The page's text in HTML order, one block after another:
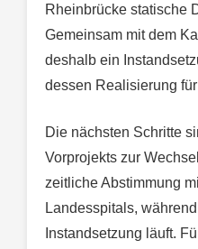
Rheinbrücke statische
Gemeinsam mit dem
deshalb ein
dessen Realisierung
Die nächsten Schritte
Vorprojekts zur
zeitliche Abstimmung
Landesspitals,
Instandsetzung läuft.